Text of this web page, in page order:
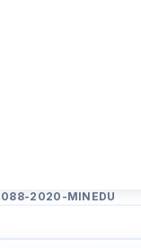
2020-MINEDU